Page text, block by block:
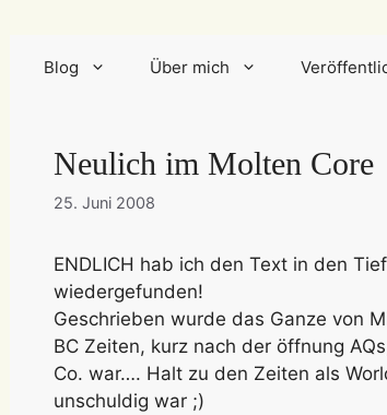
Blog Über mich
Neulich im Molten Core
25. Juni 2008
ENDLICH hab ich den Text in den
wiedergefunden!
Geschrieben wurde das Ganze von
BC Zeiten, kurz nach der öffnung
Co. war…. Halt zu den Zeiten als
unschuldig war ;)